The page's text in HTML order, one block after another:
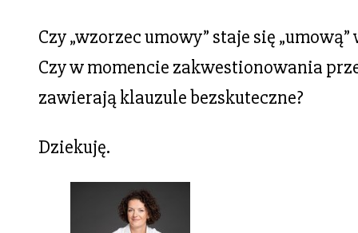
Czy „wzorzec umowy” staje się
Czy w momencie zakwestionowania
zawierają klauzule bezskuteczne?
Dziekuję.